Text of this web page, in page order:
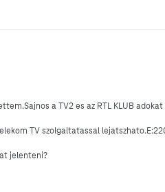
a TV2 es az RTL KLUB
TV szolgaltatassal
jelenteni?